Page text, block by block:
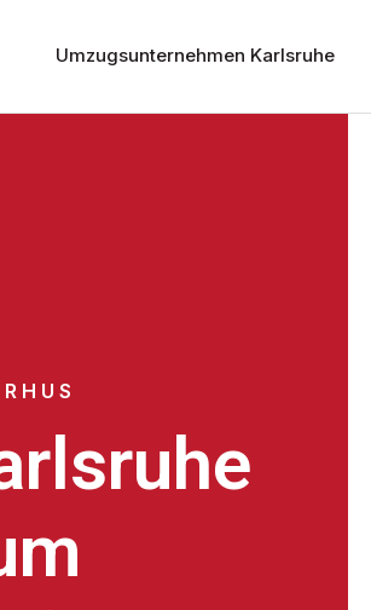
Umzugsunternehmen Karlsruhe